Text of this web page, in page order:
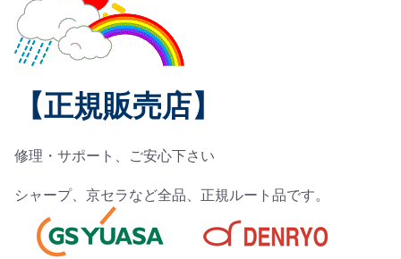
【正規販売店】
修理・サポート、ご安心下さい
シャープ、京セラなど全品、正規ルート品です。